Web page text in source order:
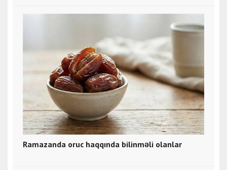
Ramazanda oruc haqqında bilinməli olanlar